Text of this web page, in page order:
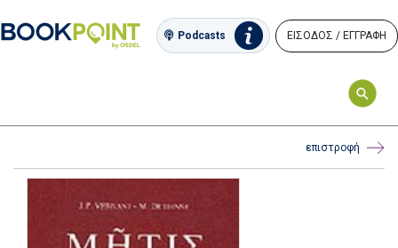
Podcasts ΕΙΣΟΔΟΣ / ΕΓΓΡΑΦΗ
επιστροφή